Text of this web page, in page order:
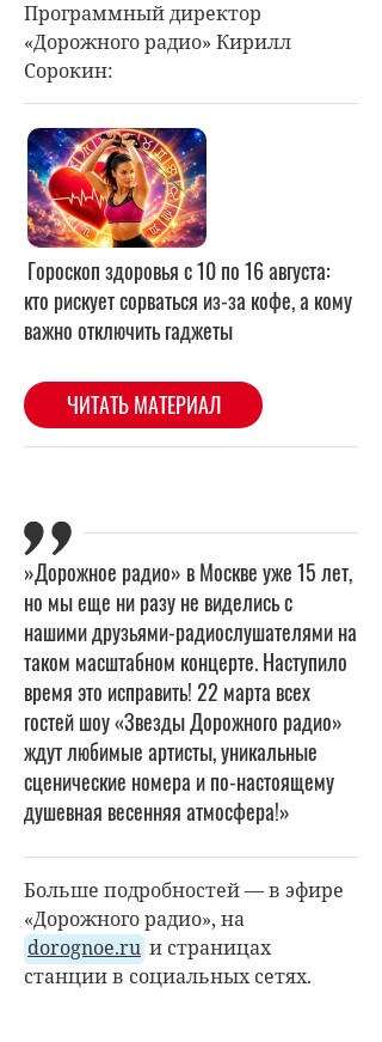
Программный директор
«Дорожного радио» Кирилл
Сорокин:
»Дорожное радио» в Москве уже 15 лет,
но мы еще ни разу не виделись с
нашими друзьями-радиослушателями на
таком масштабном концерте. Наступило
время это исправить! 22 марта всех
гостей шоу «Звезды Дорожного радио»
ждут любимые артисты, уникальные
сценические номера и по-настоящему
душевная весенняя атмосфера!»
Больше подробностей — в эфире
«Дорожного радио», на
dorognoe.ru и страницах
станции в социальных сетях.